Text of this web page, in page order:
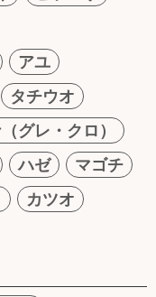
アユ
タチウオ
グレ・クロ）
ハゼ
マゴチ
カツオ